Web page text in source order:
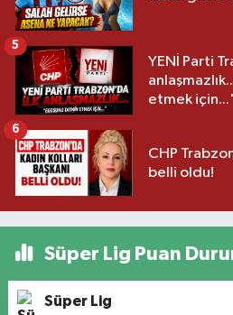
YENİ Parti
etmek
5
CHP
belli oldu!
6
Süper Lig Puan
Süper Lig